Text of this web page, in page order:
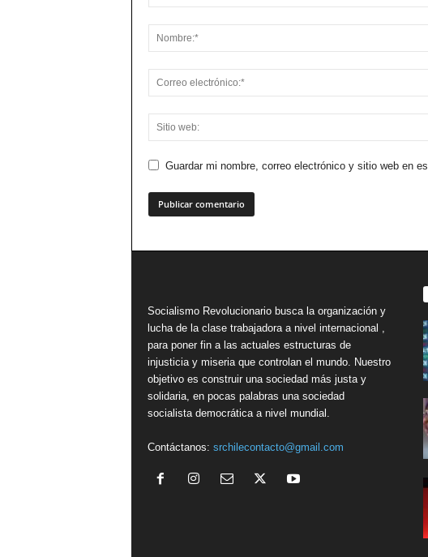
Guardar mi nombre, correo electrónico y sitio web en
Socialismo Revolucionario busca la organización y
lucha de la clase trabajadora a nivel internacional ,
para poner fin a las actuales estructuras de
injusticia y miseria que controlan el mundo. Nuestro
objetivo es construir una sociedad más justa y
solidaria, en pocas palabras una sociedad
socialista democrática a nivel mundial.
Contáctanos: srchilecontacto@gmail.com